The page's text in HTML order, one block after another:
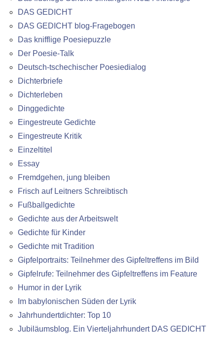
DAS GEDICHT
DAS GEDICHT blog-Fragebogen
Das knifflige Poesiepuzzle
Der Poesie-Talk
Deutsch-tschechischer Poesiedialog
Dichterbriefe
Dichterleben
Dinggedichte
Eingestreute Gedichte
Eingestreute Kritik
Einzeltitel
Essay
Fremdgehen, jung bleiben
Frisch auf Leitners Schreibtisch
Fußballgedichte
Gedichte aus der Arbeitswelt
Gedichte für Kinder
Gedichte mit Tradition
Gipfelportraits: Teilnehmer des Gipfeltreffens im Bild
Gipfelrufe: Teilnehmer des Gipfeltreffens im Feature
Humor in der Lyrik
Im babylonischen Süden der Lyrik
Jahrhundertdichter: Top 10
Jubiläumsblog. Ein Vierteljahrhundert DAS GEDICHT